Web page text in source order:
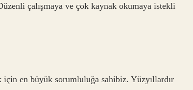
çalışmaya ve çok kaynak okumaya istekli
en büyük sorumluluğa sahibiz. Yüzyıllardır